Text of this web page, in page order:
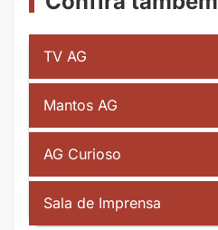
TV AG
Mantos AG
AG Curioso
Sala de Imprensa